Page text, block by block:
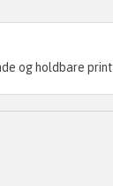
og holdbare print.